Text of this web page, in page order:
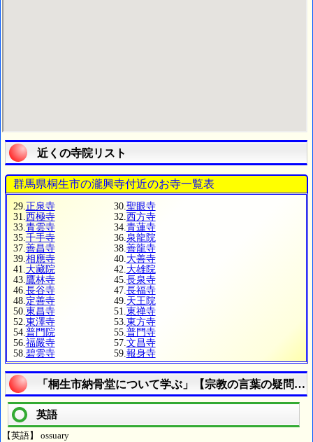
近くの寺院リスト
群馬県桐生市の瀧興寺付近のお寺一覧表
29. 正泉寺 30. 聖眼寺
31. 西極寺 32. 西方寺
33. 青雲寺 34. 青蓮寺
35. 千手寺 36. 泉龍院
37. 善昌寺 38. 善龍寺
39. 相應寺 40. 大善寺
41. 大藏院 42. 大雄院
43. 鷹林寺 45. 長泉寺
46. 長谷寺 47. 長福寺
48. 定善寺 49. 天王院
50. 東昌寺 51. 東禅寺
52. 東澤寺 53. 東方寺
54. 普門院 55. 普門寺
56. 福嚴寺 57. 文昌寺
58. 碧雲寺 59. 報身寺
「桐生市納骨堂について学ぶ」【宗教の言葉の疑問に
英語
【英語】 ossuary